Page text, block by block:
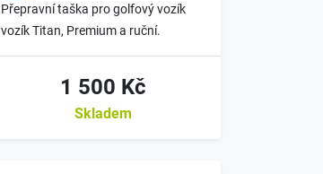
Přepravní taška pro golfový vozík
vozík Titan, Premium a ruční.
1 500 Kč
Skladem